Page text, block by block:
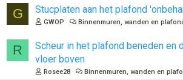
G Stucplaten aan het plafond
GWOP Binnenmuren, wanden en
R
Scheur in het plafond beneden en
vloer boven
Rosee28 Binnenmuren, wanden en